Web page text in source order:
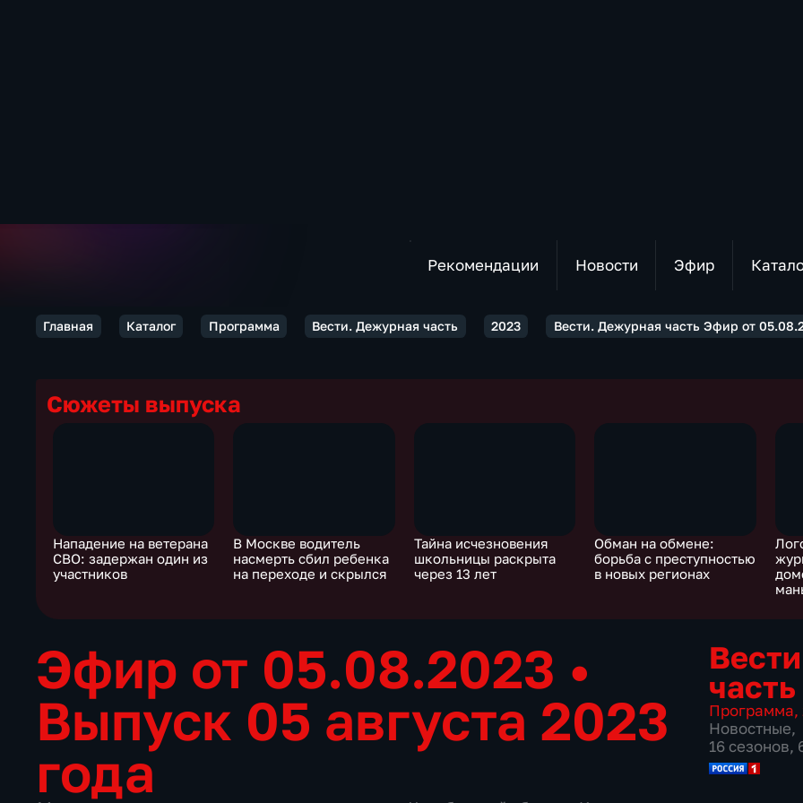
Рекомендации Новости Эфир
Главная Каталог Программа Вести. Дежурная часть 2023 Вести. Дежурная часть Эфир от
Сюжеты выпуска
Нападение на ветерана
СВО: задержан один из
участников
В Москве водитель
насмерть сбил ребенка
на переходе и скрылся
Тайна исчезновения
школьницы раскрыта
через 13 лет
Обман на обмене:
борьба с преступностью
в новых регионах
Эфир от 05.08.2023 •
Выпуск 05 августа 2023
года
часть
Программа,
Новостные,
16 сезонов,